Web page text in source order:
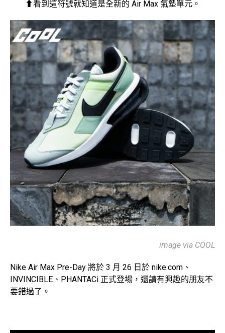
⬆看到這符號就知道是全新的 Air Max 氣墊單元。
image via COOL
Nike Air Max Pre-Day 將於 3 月 26 日於 nike.com、
INVINCIBLE、PHANTACi 正式登場，還請有興趣的朋友不
要錯過了。